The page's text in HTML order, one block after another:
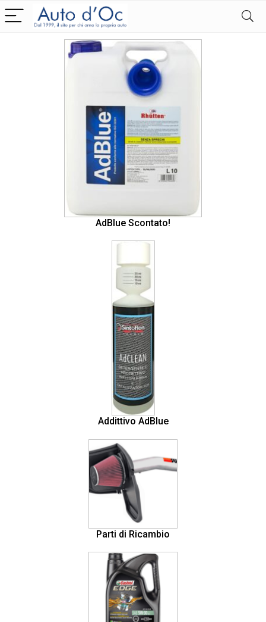
AdBlue Scontato!
Addittivo AdBlue
Parti di Ricambio